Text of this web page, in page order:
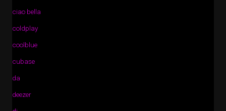
ciao bella
coldplay
coolblue
cubase
da
deezer